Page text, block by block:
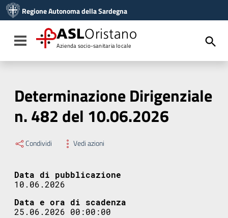
Vai al menu di navigazione
Vai al footer
Regione Autonoma della Sardegna
Toggle navigation
ASLOristano
Azienda socio-sanitaria locale
Determinazione Dirigenziale
n. 482 del 10.06.2026
Condividi Vedi azioni
Data di pubblicazione
10.06.2026
Data e ora di scadenza
25.06.2026 00:00:00